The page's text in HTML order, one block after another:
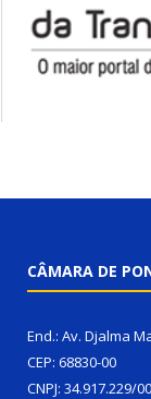
CÂMARA DE
End.: Av. Djalma
CEP: 68830-00
CNPJ: 34.917.229/